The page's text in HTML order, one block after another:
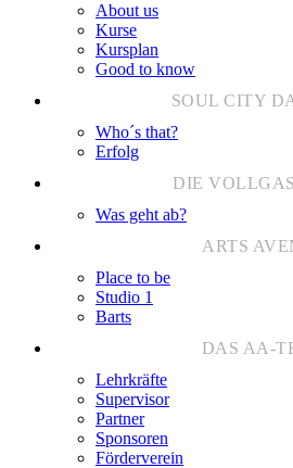
About us
Kurse
Kursplan
Good to know
Who´s that?
Erfolg
Was geht ab?
Place to be
Studio 1
Barts
Lehrkräfte
Supervisor
Partner
Sponsoren
Förderverein